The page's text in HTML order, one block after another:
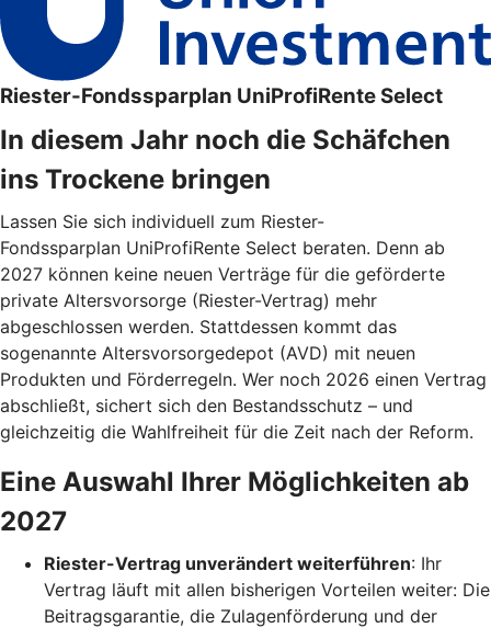
Riester-Fondssparplan UniProfiRente Select
In diesem Jahr noch die Schäfchen
ins Trockene bringen
Lassen Sie sich individuell zum Riester-
Fondssparplan UniProfiRente Select beraten. Denn ab
2027 können keine neuen Verträge für die geförderte
private Altersvorsorge (Riester-Vertrag) mehr
abgeschlossen werden. Stattdessen kommt das
sogenannte Altersvorsorgedepot (AVD) mit neuen
Produkten und Förderregeln. Wer noch 2026 einen Vertrag
abschließt, sichert sich den Bestandsschutz – und
gleichzeitig die Wahlfreiheit für die Zeit nach der Reform.
Eine Auswahl Ihrer Möglichkeiten ab
2027
Riester-Vertrag unverändert weiterführen: Ihr
Vertrag läuft mit allen bisherigen Vorteilen weiter: Die
Beitragsgarantie, die Zulagenförderung und der